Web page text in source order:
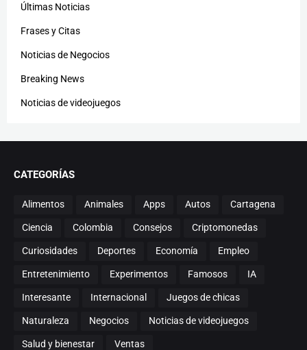
Últimas Noticias
Frases y Citas
Noticias de Negocios
Breaking News
Noticias de videojuegos
CATEGORÍAS
Alimentos Animales Apps Autos Cartagena
Ciencia Colombia Consejos Criptomonedas
Curiosidades Deportes Economía Empleo
Entretenimiento Experimentos Famosos IA
Interesante Internacional Juegos de chicas
Naturaleza Negocios Noticias de videojuegos
Salud y bienestar Ventas